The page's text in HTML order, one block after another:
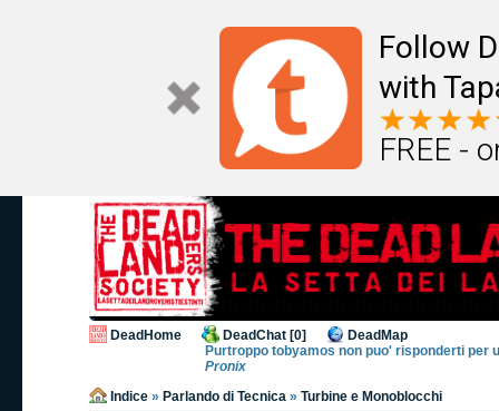
Follow
with
FREE -
DeadHome DeadChat [0]
DeadMap
Purtroppo tobyamos non puo' risponderti per
Pronix
Indice » Parlando di Tecnica » Turbine e Monoblocchi